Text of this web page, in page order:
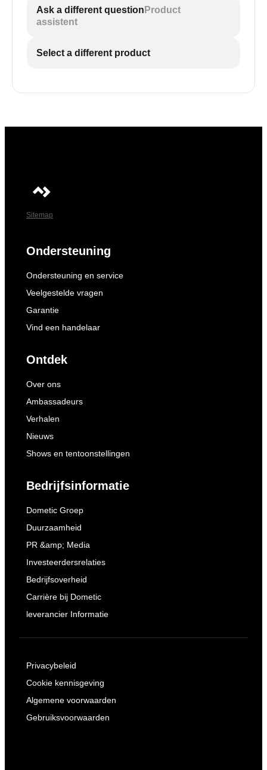
Ask a different question Product
assistent
Select a different product
Sitemap
Ondersteuning
Ondersteuning en service
Veelgestelde vragen
Garantie
Vind een handelaar
Ontdek
Over ons
Ambassadeurs
Verhalen
Nieuws
Shows en tentoonstellingen
Bedrijfsinformatie
Dometic Groep
Duurzaamheid
PR &amp; Media
Investeerdersrelaties
Bedrijfsoverheid
Carrière bij Dometic
leverancier Informatie
Privacybeleid
Cookie kennisgeving
Algemene voorwaarden
Gebruiksvoorwaarden